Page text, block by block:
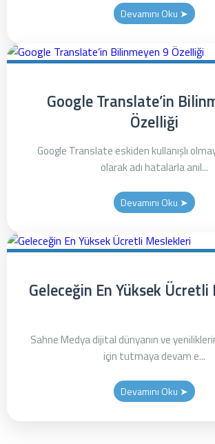
Devamını Oku ➤
Google Translate’in
Özelliği
Google Translate eskiden kullanışlı
olarak adı hatalarla anıl...
Devamını Oku ➤
Geleceğin En Yüksek
Sahne Medya dijital dünyanın ve
için tutmaya devam e...
Devamını Oku ➤